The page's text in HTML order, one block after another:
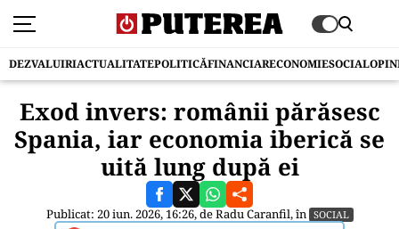
DEZVALUIRIACTUALITATEPOLITICĂFINANCIARECONOMIESOCIAL
Exod invers: românii părăsesc
Spania, iar economia iberică se
uită lung după ei
Publicat: 20 iun. 2026, 16:26, deRadu Caranfil, în SOCIAL